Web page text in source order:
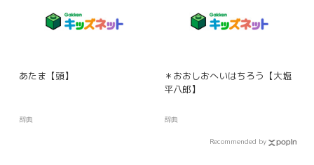
あたま【頭】
辞典
＊おおしおへいはちろう【大塩
平八郎】
辞典
Recommended by